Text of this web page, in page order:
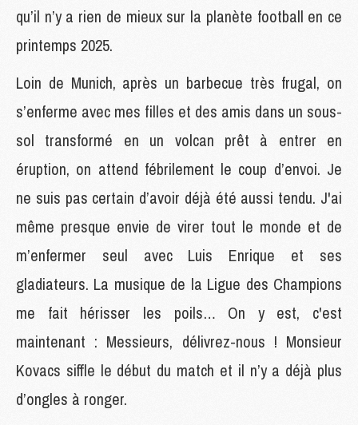
qu’il n’y a rien de mieux sur la planète football en ce
printemps 2025.
Loin de Munich, après un barbecue très frugal, on
s’enferme avec mes filles et des amis dans un sous-
sol transformé en un volcan prêt à entrer en
éruption, on attend fébrilement le coup d’envoi. Je
ne suis pas certain d’avoir déjà été aussi tendu. J'ai
même presque envie de virer tout le monde et de
m’enfermer seul avec Luis Enrique et ses
gladiateurs. La musique de la Ligue des Champions
me fait hérisser les poils… On y est, c'est
maintenant : Messieurs, délivrez-nous ! Monsieur
Kovacs siffle le début du match et il n’y a déjà plus
d’ongles à ronger.